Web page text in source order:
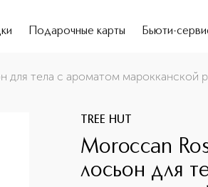
Подарочные карты Бьюти-
для тела с ароматом марокканской
TREE HUT
Moroccan
лосьон для